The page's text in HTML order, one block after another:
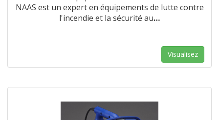
NAAS est un expert en équipements de lutte contre
l'incendie et la sécurité au…
Visualisez